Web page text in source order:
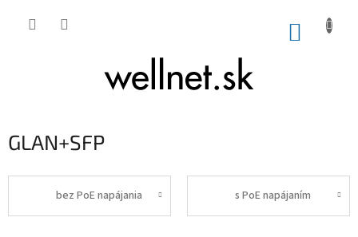
GLAN+SFP
bez PoE napájania s PoE napájaním